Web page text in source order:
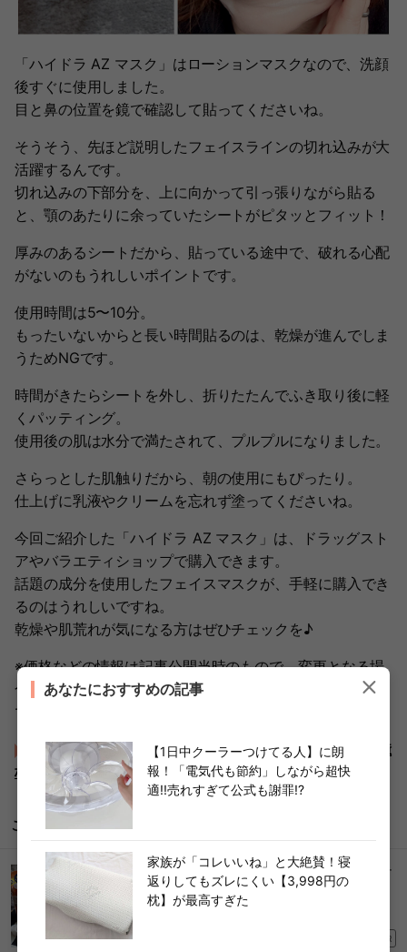
「ハイドラ AZ マスク」はローションマスクなので、洗顔
後すぐに使用しました。
目と鼻の位置を鏡で確認して貼ってくださいね。
そうそう、先ほど説明したフェイスラインの切れ込みが大
活躍するんです。
切れ込みの下部分を、上に向かって引っ張りながら貼る
と、顎のあたりに余っていたシートがピタッとフィット！
厚みのあるシートだから、貼っている途中で、破れる心配
がないのもうれしいポイントです。
使用時間は5〜10分。
もったいないからと長い時間貼るのは、乾燥が進んでしま
うためNGです。
時間がきたらシートを外し、折りたたんでふき取り後に軽
くパッティング。
使用後の肌は水分で満たされて、プルプルになりました。
さらっとした肌触りだから、朝の使用にもぴったり。
仕上げに乳液やクリームを忘れず塗ってくださいね。
今回ご紹介した「ハイドラ AZ マスク」は、ドラッグスト
アやバラエティショップで購入できます。
話題の成分を使用したフェイスマスクが、手軽に購入でき
るのはうれしいですね。
乾燥や肌荒れが気になる方はぜひチェックを♪
※価格などの情報は記事公開当時のもので、変更となる場
合があります。また店舗により在庫の状況も異なりますの
でご了承ください。
"ネイビー"見つけたら即、手に取って！【ルルルン】「24億
枚(!?)売れてる！」大人気シリーズに新作爆誕！
こちらもどうぞ
コストコマニアが実践！【大人気ミニサイズのチ
ーズ】“10分で完成”絶品アレンジ「棚からなくな
る前に買い占めたい！」
2026/05/19 PR
あなたにおすすめの記事
【1日中クーラーつけてる人】に朗
報！「電気代も節約」しながら超快
適!!売れすぎて公式も謝罪!?
家族が「コレいいね」と大絶賛！寝
返りしてもズレにくい【3,998円の
枕】が最高すぎた